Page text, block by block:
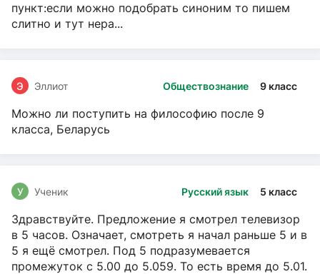
пункт:если можно подобрать синоним то пишем
слитно и тут нера...
Обществознание 9 класс
Э Эллиот
Можно ли поступить на философию после 9
класса, Беларусь
Русский язык 5 класс
У Ученик
Здравствуйте. Предложение я смотрел телевизор
в 5 часов. Означает, смотреть я начал раньше 5 и в
5 я ещё смотрел. Под 5 подразумевается
промежуток с 5.00 до 5.059. То есть время до 5.01.